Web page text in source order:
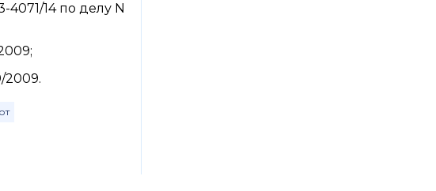
14 по делу N
2009.